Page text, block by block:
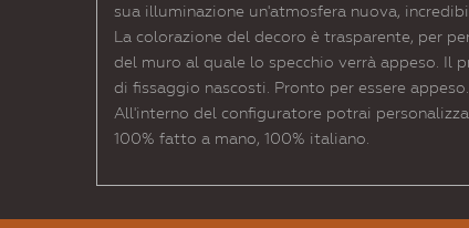
sua illuminazione un'atmosfera nuova,
La colorazione del decoro è trasparente, per
del muro al quale lo specchio verrà appeso. Il
di fissaggio nascosti. Pronto per essere
All'interno del configuratore potrai
100% fatto a mano, 100% italiano.